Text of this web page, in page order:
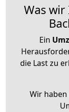
Was
Ein
die Last zu
Wir